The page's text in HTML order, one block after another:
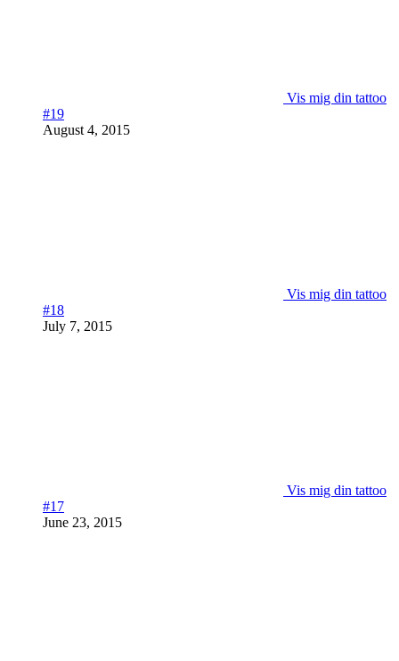
Vis mig din tattoo
#19
August 4, 2015
Vis mig din tattoo
#18
July 7, 2015
Vis mig din tattoo
#17
June 23, 2015